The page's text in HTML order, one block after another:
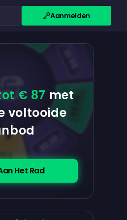
Aanmelden
€ 87 met
voltooide
Het Rad
$5.00
$5.00